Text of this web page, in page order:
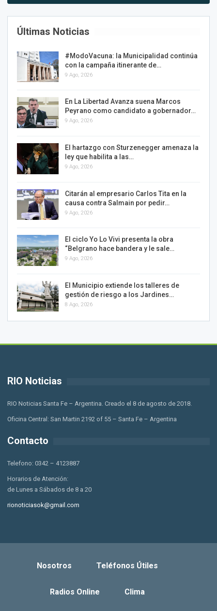
Últimas Noticias
#ModoVacuna: la Municipalidad continúa
con la campaña itinerante de…
9 Ago, 2026
En La Libertad Avanza suena Marcos
Peyrano como candidato a gobernador…
9 Ago, 2026
El hartazgo con Sturzenegger amenaza la
ley que habilita a las…
9 Ago, 2026
Citarán al empresario Carlos Tita en la
causa contra Salmain por pedir…
9 Ago, 2026
El ciclo Yo Lo Vivi presenta la obra
“Belgrano hace bandera y le sale…
9 Ago, 2026
El Municipio extiende los talleres de
gestión de riesgo a los Jardines…
8 Ago, 2026
RIO Noticias
RIO Noticias Santa Fe – Argentina. Creado el 8 de agosto de 2018.
Oficina Central: San Martin 2192 of 55 – Santa Fe – Argentina
Contacto
Telefono: 0342 – 4123887
Horarios de Atención:
de Lunes a Sábados de 8 a 20
rionoticiasok@gmail.com
Nosotros Teléfonos Útiles
Radios Online Clima